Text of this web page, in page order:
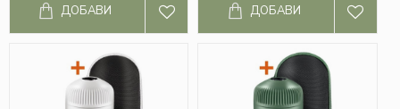
ДОБАВИ ДОБАВИ